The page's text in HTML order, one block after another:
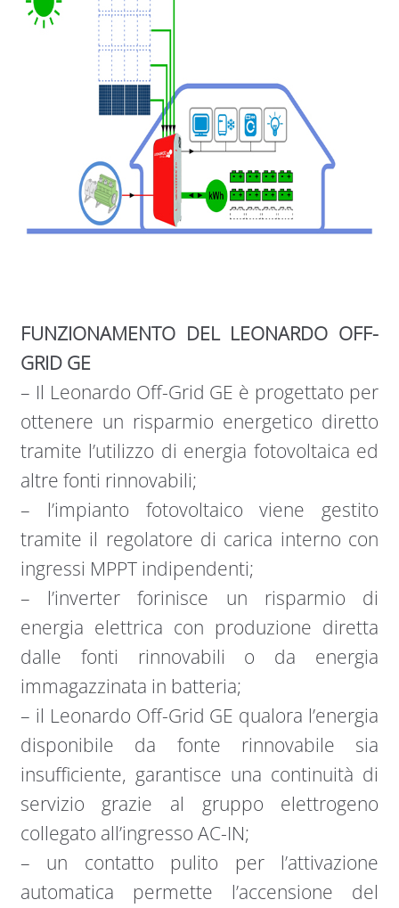
FUNZIONAMENTO DEL LEONARDO OFF-
GRID GE
– Il Leonardo Off-Grid GE è progettato per
ottenere un risparmio energetico diretto
tramite l’utilizzo di energia fotovoltaica ed
altre fonti rinnovabili;
– l’impianto fotovoltaico viene gestito
tramite il regolatore di carica interno con
ingressi MPPT indipendenti;
– l’inverter forinisce un risparmio di
energia elettrica con produzione diretta
dalle fonti rinnovabili o da energia
immagazzinata in batteria;
– il Leonardo Off-Grid GE qualora l’energia
disponibile da fonte rinnovabile sia
insufficiente, garantisce una continuità di
servizio grazie al gruppo elettrogeno
collegato all’ingresso AC-IN;
– un contatto pulito per l’attivazione
automatica permette l’accensione del